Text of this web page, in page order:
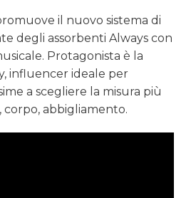
il nuovo sistema di
degli assorbenti Always con
Protagonista è la
influencer ideale per
a scegliere la misura più
corpo, abbigliamento.